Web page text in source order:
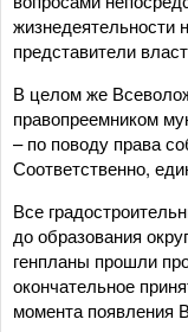
жизнедеятельности
представители
В целом же
правопреемником
– по поводу права
Соответственно,
Все
до образования
генпланы прошли
окончательное
момента появления